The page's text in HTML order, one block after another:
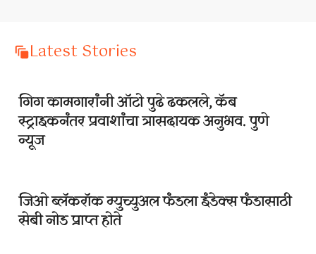
Latest Stories
गिग कामगारांनी ऑटो पुढे ढकलले, कॅब
स्ट्राइकनंतर प्रवाशांचा त्रासदायक अनुभव. पुणे
न्यूज
जिओ ब्लॅकरॉक म्युच्युअल फंडला इंडेक्स फंडासाठी
सेबी नोड प्राप्त होते